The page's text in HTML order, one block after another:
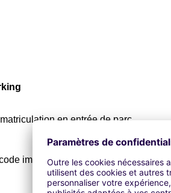
en entrée de parc
imprimé